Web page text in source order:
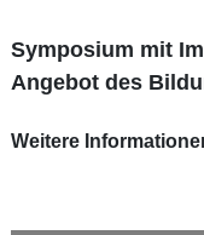
Symposium mit
Angebot des
Weitere